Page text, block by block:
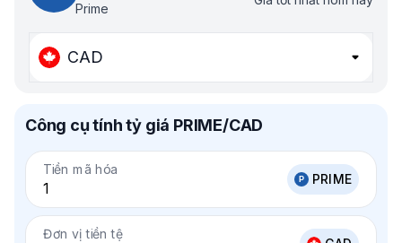
Prime
CAD
Công cụ tính tỷ giá PRIME/CAD
Tiền mã hóa
PRIME
Đơn vị tiền tệ